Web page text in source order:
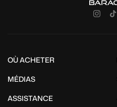
OÙ ACHETER
MÉDIAS
ASSISTANCE